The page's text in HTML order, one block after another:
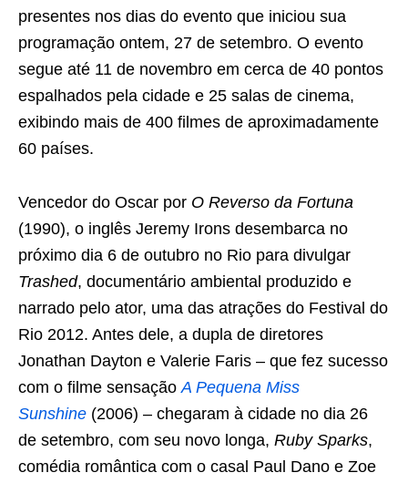
presentes nos dias do evento que iniciou sua
programação ontem, 27 de setembro. O evento
segue até 11 de novembro em cerca de 40 pontos
espalhados pela cidade e 25 salas de cinema,
exibindo mais de 400 filmes de aproximadamente
60 países.
Vencedor do Oscar por O Reverso da Fortuna
(1990), o inglês Jeremy Irons desembarca no
próximo dia 6 de outubro no Rio para divulgar
Trashed, documentário ambiental produzido e
narrado pelo ator, uma das atrações do Festival do
Rio 2012. Antes dele, a dupla de diretores
Jonathan Dayton e Valerie Faris – que fez sucesso
com o filme sensaçãoA Pequena Miss
Sunshine (2006) – chegaram à cidade no dia 26
de setembro, com seu novo longa, Ruby Sparks,
comédia romântica com o casal Paul Dano e Zoe